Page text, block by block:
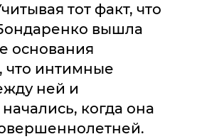
тот факт, что
вышла
основания
что интимные
ней и
когда она